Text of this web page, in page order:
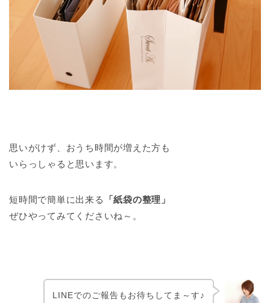
思いがけず、おうち時間が増えた方も
いらっしゃると思います。
短時間で簡単に出来る
「紙袋の整理」
ぜひやってみてくださいね～。
LINEでのご報告もお待ちしてま～す♪